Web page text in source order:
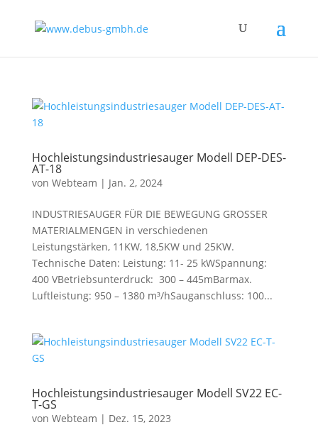
Hochleistungsindustriesauger Modell DEP-DES-
AT-18
von Webteam | Jan. 2, 2024
INDUSTRIESAUGER FÜR DIE BEWEGUNG GROSSER
MATERIALMENGEN in verschiedenen
Leistungstärken, 11KW, 18,5KW und 25KW.
Technische Daten: Leistung: 11- 25 kWSpannung:
400 VBetriebsunterdruck: 300 – 445mBarmax.
Luftleistung: 950 – 1380 m³/hSauganschluss: 100...
Hochleistungsindustriesauger Modell SV22 EC-
T-GS
von Webteam | Dez. 15, 2023